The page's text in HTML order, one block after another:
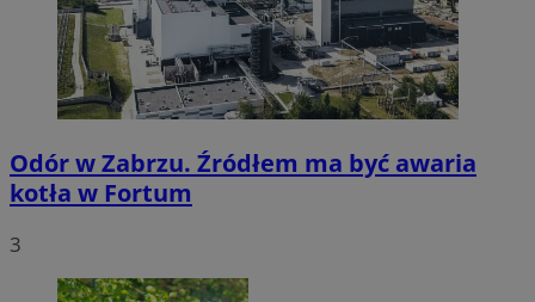
Odór w Zabrzu. Źródłem ma być awaria
kotła w Fortum
3